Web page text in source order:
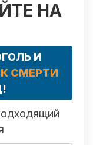
НА
И
СМЕРТИ